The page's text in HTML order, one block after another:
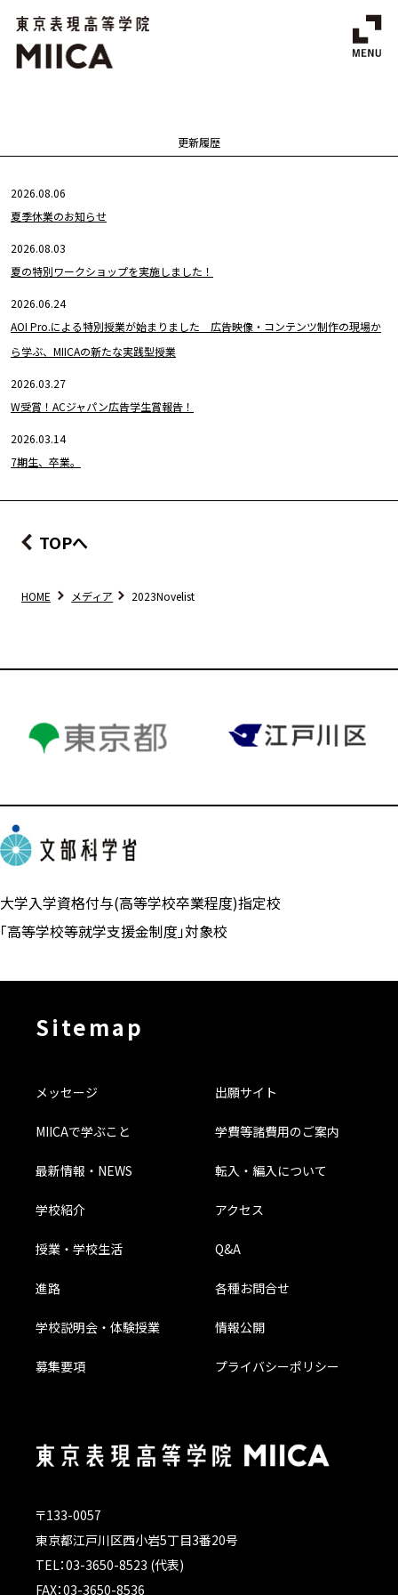
更新履歴
2026.08.06
夏季休業のお知らせ
2026.08.03
夏の特別ワークショップを実施しました！
2026.06.24
AOI Pro.による特別授業が始まりました 広告映像・コンテンツ制作の現場か
ら学ぶ、MIICAの新たな実践型授業
2026.03.27
W受賞！ACジャパン広告学生賞報告！
2026.03.14
7期生、卒業。
TOPへ
HOME メディア 2023Novelist
大学入学資格付与(高等学校卒業程度)指定校
「高等学校等就学支援金制度」対象校
Sitemap
メッセージ
MIICAで学ぶこと
最新情報・NEWS
学校紹介
授業・学校生活
進路
学校説明会・体験授業
募集要項
出願サイト
学費等諸費用のご案内
転入・編入について
アクセス
Q&A
各種お問合せ
情報公開
プライバシーポリシー
〒133-0057
東京都江戸川区西小岩5丁目3番20号
TEL：03-3650-8523 (代表)
FAX：03-3650-8536